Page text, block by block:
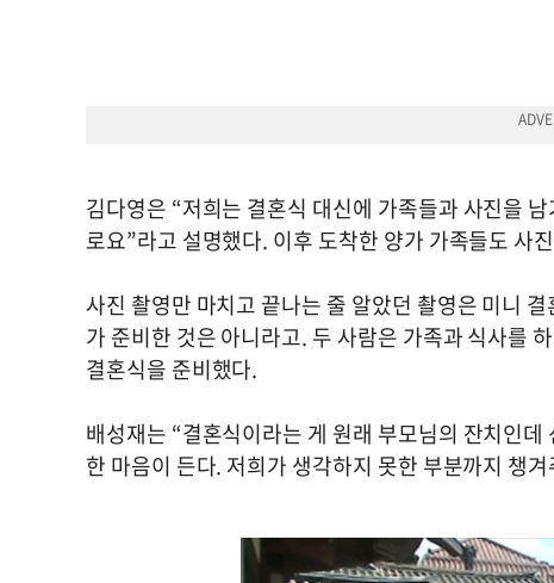
김다영은 “저희는 결혼식 대신에 가족들과 사진을
로요”라고 설명했다. 이후 도착한 양가 가족들도 사
사진 촬영만 마치고 끝나는 줄 알았던 촬영은 미니
가 준비한 것은 아니라고. 두 사람은 가족과 식사를
결혼식을 준비했다.
배성재는 “결혼식이라는 게 원래 부모님의 잔치인
한 마음이 든다. 저희가 생각하지 못한 부분까지 챙